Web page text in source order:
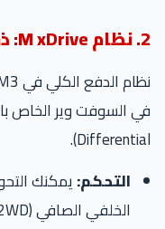
2. نظام M xDrive: ذكاء الدفع الكلي
Differential).
التحكم:
الخلفي الصافي (2WD) بضغطة زر لممارسة “الدريفت”.